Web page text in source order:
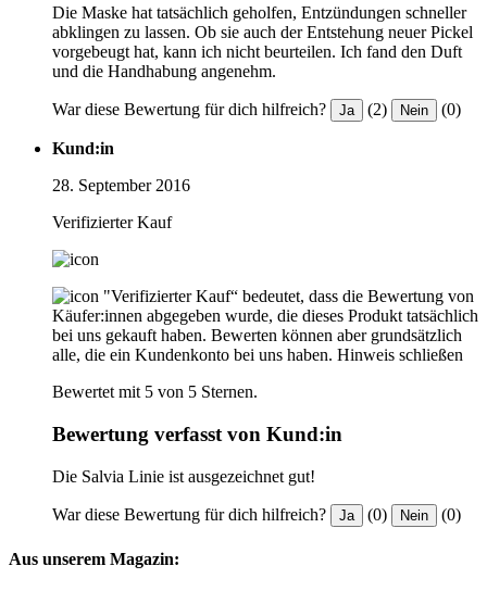
Die Maske hat tatsächlich geholfen, Entzündungen schneller
abklingen zu lassen. Ob sie auch der Entstehung neuer Pickel
vorgebeugt hat, kann ich nicht beurteilen. Ich fand den Duft
und die Handhabung angenehm.
War diese Bewertung für dich hilfreich? Ja (2) Nein (0)
Kund:in
28. September 2016
Verifizierter Kauf
"Verifizierter Kauf“ bedeutet, dass die Bewertung von
Käufer:innen abgegeben wurde, die dieses Produkt tatsächlich
bei uns gekauft haben. Bewerten können aber grundsätzlich
alle, die ein Kundenkonto bei uns haben. Hinweis schließen
Bewertet mit 5 von 5 Sternen.
Bewertung verfasst von Kund:in
Die Salvia Linie ist ausgezeichnet gut!
War diese Bewertung für dich hilfreich? Ja (0) Nein (0)
Aus unserem Magazin: